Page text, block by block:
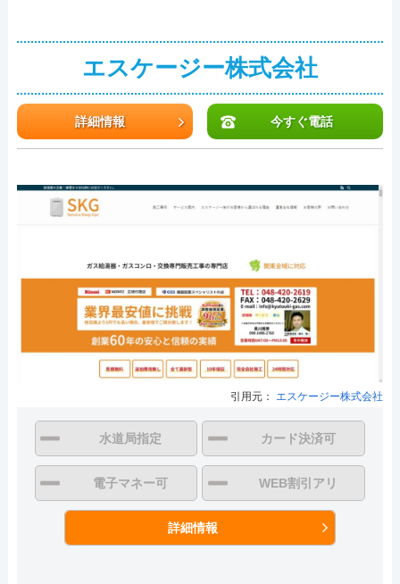
エスケージー株式会社
詳細情報 今すぐ電話
引用元： エスケージー株式会社
水道局指定 カード決済可
電子マネー可 WEB割引アリ
詳細情報